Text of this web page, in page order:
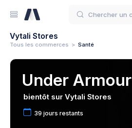
Vytali Stores
Tous les commerces > Santé
Under Armour
bientôt sur Vytali Stores
39 jours restants